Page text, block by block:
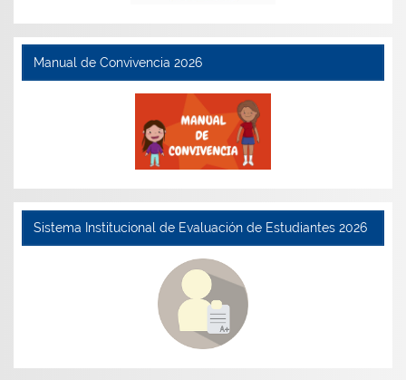
Manual de Convivencia 2026
Sistema Institucional de Evaluación de Estudiantes 2026